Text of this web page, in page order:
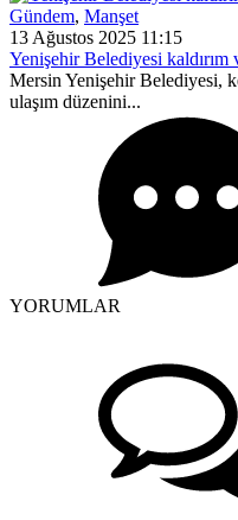
Gündem, Manşet
13 Ağustos 2025 11:15
Yenişehir Belediyesi
Mersin Yenişehir Belediyesi,
ulaşım düzenini...
YORUMLAR